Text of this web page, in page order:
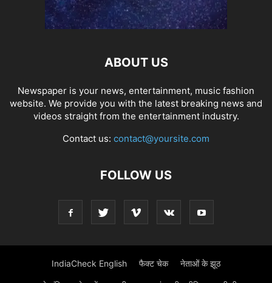
ABOUT US
Newspaper is your news, entertainment, music fashion
website. We provide you with the latest breaking news and
videos straight from the entertainment industry.
Contact us: contact@yoursite.com
FOLLOW US
IndiaCheck English फैक्ट चेक नेताओं के झूठ